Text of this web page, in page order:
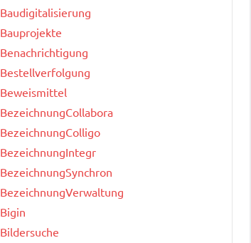
Baudigitalisierung
Bauprojekte
Benachrichtigung
Bestellverfolgung
Beweismittel
BezeichnungCollabora
BezeichnungColligo
BezeichnungIntegr
BezeichnungSynchron
BezeichnungVerwaltung
Bigin
Bildersuche